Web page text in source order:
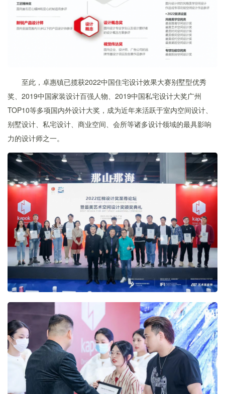
至此，卓惠镇已揽获2022中国住宅设计效果大赛别墅型优秀
奖、2019中国家装设计百强人物、2019中国私宅设计大奖广州
TOP10等多项国内外设计大奖，成为近年来活跃于室内空间设计、
别墅设计、私宅设计、商业空间、会所等诸多设计领域的最具影响
力的设计师之一。